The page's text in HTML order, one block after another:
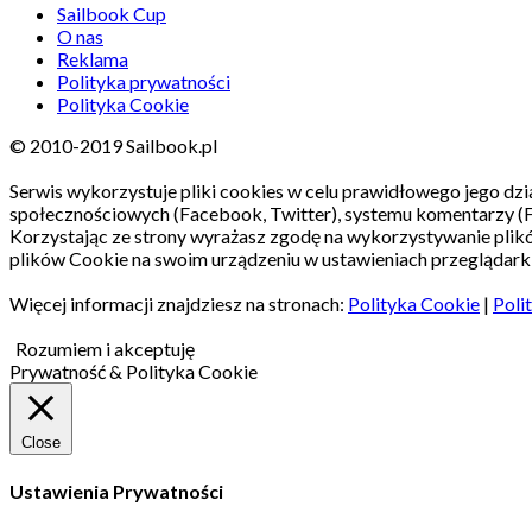
Sailbook Cup
O nas
Reklama
Polityka prywatności
Polityka Cookie
© 2010-2019 Sailbook.pl
Serwis wykorzystuje pliki cookies w celu prawidłowego jego
społecznościowych (Facebook, Twitter), systemu komentarzy
Korzystając ze strony wyrażasz zgodę na wykorzystywanie
plików Cookie na swoim urządzeniu w ustawieniach
Więcej informacji znajdziesz na stronach: Polityka Cookie |
Rozumiem i akceptuję
Prywatność & Polityka Cookie
Close
Ustawienia Prywatności